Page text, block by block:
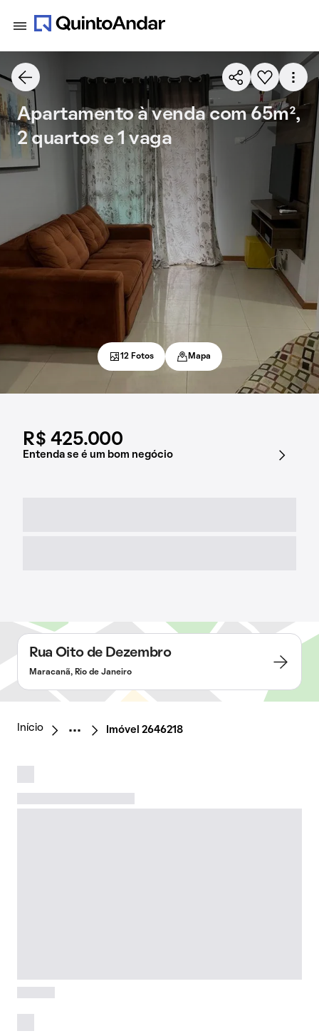
R$ 425.000
Entenda se é um bom negócio
Apartamento à venda com 65m²,
2 quartos e 1 vaga
12 Fotos Mapa
Rua Oito de Dezembro
Maracanã, Rio de Janeiro
Início Imóvel 2646218